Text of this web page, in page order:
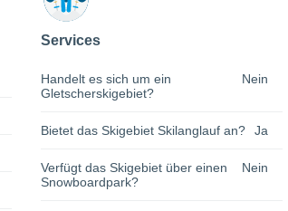
Services
Handelt es sich um ein
Gletscherskigebiet?
Nein
Bietet das Skigebiet Skilanglauf an? Ja
Verfügt das Skigebiet über einen
Snowboardpark?
Nein